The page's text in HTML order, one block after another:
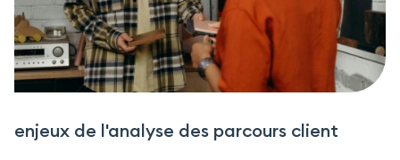
enjeux de l'analyse des parcours client